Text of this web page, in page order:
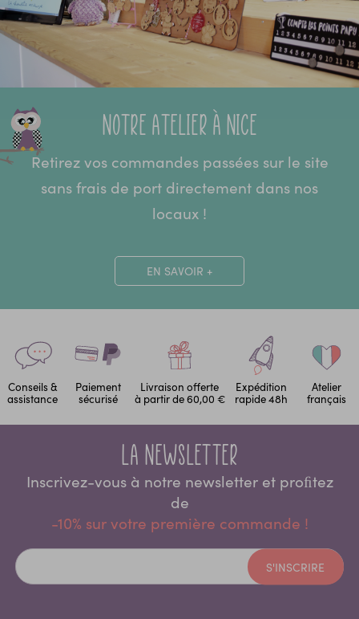
Notre atelier à Nice
Retirez vos commandes passées sur le site
sans frais de port directement dans nos
locaux !
EN SAVOIR +
Conseils &
assistance
Paiement
sécurisé
Livraison offerte
à partir de 60,00 €
Expédition
rapide 48h
Atelier
français
La newsletter
Inscrivez-vous à notre newsletter et proﬁtez
de
-10% sur votre première commande !
S'INSCRIRE